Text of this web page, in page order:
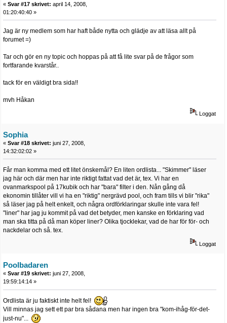
« Svar #17 skrivet: april 14, 2008,
01:20:40:40 »
Jag är ny medlem som har haft både nytta och glädje av att läsa allt på
forumet =)
Tar och gör en ny topic och hoppas på att få lite svar på de frågor som
fortfarande kvarstår..
tack för en väldigt bra sida!!
mvh Håkan
Loggat
Sophia
« Svar #18 skrivet: juni 27, 2008,
14:32:02:02 »
Får man komma med ett litet önskemål? En liten ordlista... "Skimmer" läser
jag här och där men har inte riktigt fattat vad det är, tex. Vi har en
ovanmarkspool på 17kubik och har "bara" filter i den. Nån gång då
ekonomin tillåter vill vi ha en "riktig" nergrävd pool, och fram tills vi blir "rika"
så läser jag på helt enkelt, och några ordförklaringar skulle inte vara fel!
"liner" har jag ju kommit på vad det betyder, men kanske en förklaring vad
man ska titta på då man köper liner? Olika tjocklekar, vad de har för för- och
nackdelar och så. tex.
Loggat
Poolbadaren
« Svar #19 skrivet: juni 27, 2008,
19:59:14:14 »
Ordlista är ju faktiskt inte helt fel!
Vill minnas jag sett ett par bra sådana men har ingen bra "kom-ihåg-för-det-
just-nu"...